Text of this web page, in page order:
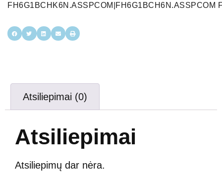
FH6G1BCHK6N.ASSPCOM|FH6G1BCH6N.ASSPCOM
Atsiliepimai (0)
Atsiliepimai
Atsiliepimų dar nėra.